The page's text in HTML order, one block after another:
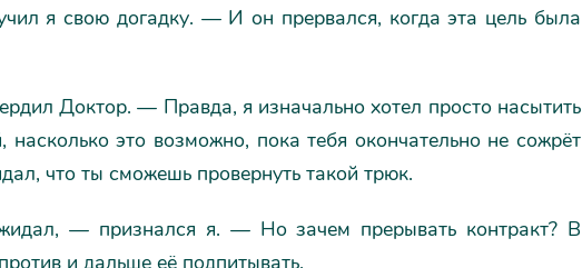
я свою догадку. — И он прервался, когда эта цель была
Доктор. — Правда, я изначально хотел просто насытить
насколько это возможно, пока тебя окончательно не сожрёт
что ты сможешь провернуть такой трюк.
— признался я. — Но зачем прерывать контракт? В